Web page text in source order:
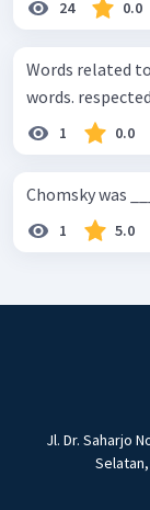
24 0.0
Words related
words.
1 0.0
Chomsky was
1 5.0
Jl. Dr. Saharjo